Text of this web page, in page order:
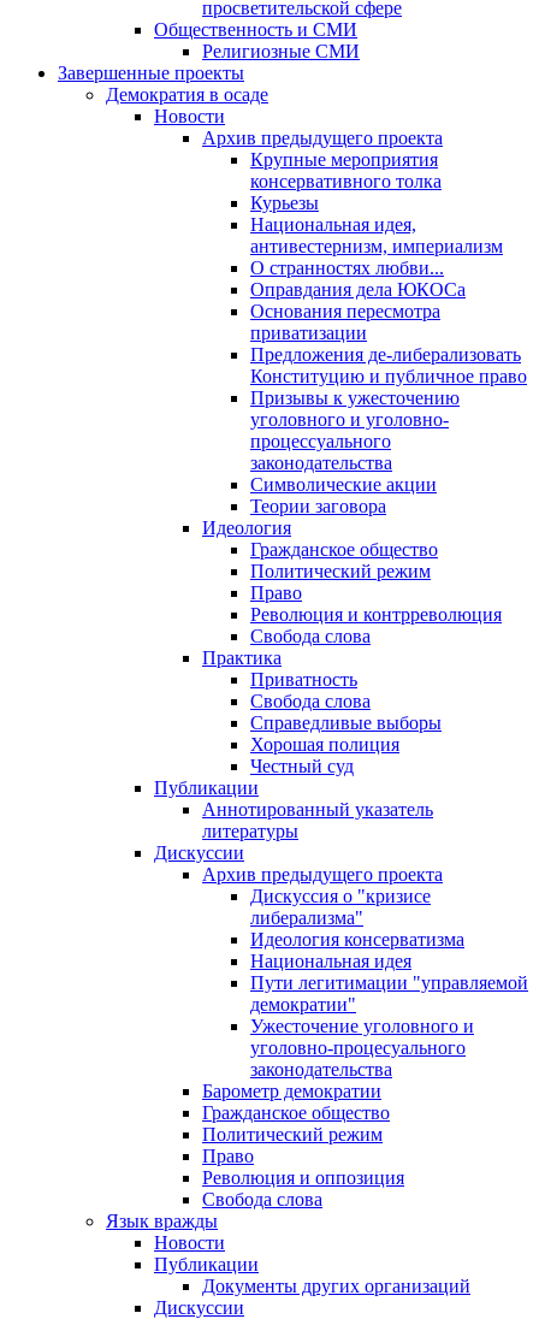
просветительской сфере
Общественность и СМИ
Религиозные СМИ
Завершенные проекты
Демократия в осаде
Новости
Архив предыдущего проекта
Крупные мероприятия
консервативного толка
Курьезы
Национальная идея,
антивестернизм, империализм
О странностях любви...
Оправдания дела ЮКОСа
Основания пересмотра
приватизации
Предложения де-либерализовать
Конституцию и публичное право
Призывы к ужесточению
уголовного и уголовно-
процессуального
законодательства
Символические акции
Теории заговора
Идеология
Гражданское общество
Политический режим
Право
Революция и контрреволюция
Свобода слова
Практика
Приватность
Свобода слова
Справедливые выборы
Хорошая полиция
Честный суд
Публикации
Аннотированный указатель
литературы
Дискуссии
Архив предыдущего проекта
Дискуссия о "кризисе
либерализма"
Идеология консерватизма
Национальная идея
Пути легитимации "управляемой
демократии"
Ужесточение уголовного и
уголовно-процесуального
законодательства
Барометр демократии
Гражданское общество
Политический режим
Право
Революция и оппозиция
Свобода слова
Язык вражды
Новости
Публикации
Документы других организаций
Дискуссии